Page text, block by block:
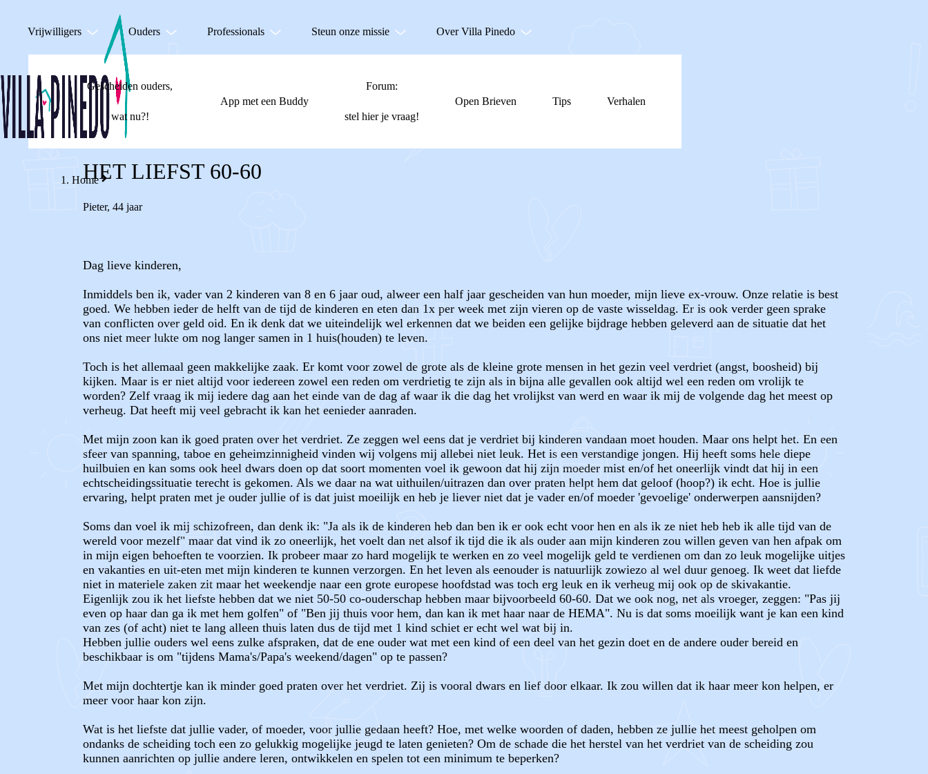
Vrijwilligers Ouders Professionals Steun onze missie Over Villa Pinedo
Gescheiden ouders,
wat nu?!
App met een Buddy
Forum:
stel hier je vraag!
Open Brieven Tips Verhalen
Home
HET LIEFST 60-60
Pieter, 44 jaar
Dag lieve kinderen,
Inmiddels ben ik, vader van 2 kinderen van 8 en 6 jaar oud, alweer een half jaar gescheiden van hun moeder, mijn lieve ex-vrouw. Onze relatie is best
goed. We hebben ieder de helft van de tijd de kinderen en eten dan 1x per week met zijn vieren op de vaste wisseldag. Er is ook verder geen sprake
van conflicten over geld oid. En ik denk dat we uiteindelijk wel erkennen dat we beiden een gelijke bijdrage hebben geleverd aan de situatie dat het
ons niet meer lukte om nog langer samen in 1 huis(houden) te leven.
Toch is het allemaal geen makkelijke zaak. Er komt voor zowel de grote als de kleine grote mensen in het gezin veel verdriet (angst, boosheid) bij
kijken. Maar is er niet altijd voor iedereen zowel een reden om verdrietig te zijn als in bijna alle gevallen ook altijd wel een reden om vrolijk te
worden? Zelf vraag ik mij iedere dag aan het einde van de dag af waar ik die dag het vrolijkst van werd en waar ik mij de volgende dag het meest op
verheug. Dat heeft mij veel gebracht ik kan het eenieder aanraden.
Met mijn zoon kan ik goed praten over het verdriet. Ze zeggen wel eens dat je verdriet bij kinderen vandaan moet houden. Maar ons helpt het. En een
sfeer van spanning, taboe en geheimzinnigheid vinden wij volgens mij allebei niet leuk. Het is een verstandige jongen. Hij heeft soms hele diepe
huilbuien en kan soms ook heel dwars doen op dat soort momenten voel ik gewoon dat hij zijn moeder mist en/of het oneerlijk vindt dat hij in een
echtscheidingssituatie terecht is gekomen. Als we daar na wat uithuilen/uitrazen dan over praten helpt hem dat geloof (hoop?) ik echt. Hoe is jullie
ervaring, helpt praten met je ouder jullie of is dat juist moeilijk en heb je liever niet dat je vader en/of moeder 'gevoelige' onderwerpen aansnijden?
Soms dan voel ik mij schizofreen, dan denk ik: "Ja als ik de kinderen heb dan ben ik er ook echt voor hen en als ik ze niet heb heb ik alle tijd van de
wereld voor mezelf" maar dat vind ik zo oneerlijk, het voelt dan net alsof ik tijd die ik als ouder aan mijn kinderen zou willen geven van hen afpak om
in mijn eigen behoeften te voorzien. Ik probeer maar zo hard mogelijk te werken en zo veel mogelijk geld te verdienen om dan zo leuk mogelijke uitjes
en vakanties en uit-eten met mijn kinderen te kunnen verzorgen. En het leven als eenouder is natuurlijk zowiezo al wel duur genoeg. Ik weet dat liefde
niet in materiele zaken zit maar het weekendje naar een grote europese hoofdstad was toch erg leuk en ik verheug mij ook op de skivakantie.
Eigenlijk zou ik het liefste hebben dat we niet 50-50 co-ouderschap hebben maar bijvoorbeeld 60-60. Dat we ook nog, net als vroeger, zeggen: "Pas jij
even op haar dan ga ik met hem golfen" of "Ben jij thuis voor hem, dan kan ik met haar naar de HEMA". Nu is dat soms moeilijk want je kan een kind
van zes (of acht) niet te lang alleen thuis laten dus de tijd met 1 kind schiet er echt wel wat bij in.
Hebben jullie ouders wel eens zulke afspraken, dat de ene ouder wat met een kind of een deel van het gezin doet en de andere ouder bereid en
beschikbaar is om "tijdens Mama's/Papa's weekend/dagen" op te passen?
Met mijn dochtertje kan ik minder goed praten over het verdriet. Zij is vooral dwars en lief door elkaar. Ik zou willen dat ik haar meer kon helpen, er
meer voor haar kon zijn.
Wat is het liefste dat jullie vader, of moeder, voor jullie gedaan heeft? Hoe, met welke woorden of daden, hebben ze jullie het meest geholpen om
ondanks de scheiding toch een zo gelukkig mogelijke jeugd te laten genieten? Om de schade die het herstel van het verdriet van de scheiding zou
kunnen aanrichten op jullie andere leren, ontwikkelen en spelen tot een minimum te beperken?